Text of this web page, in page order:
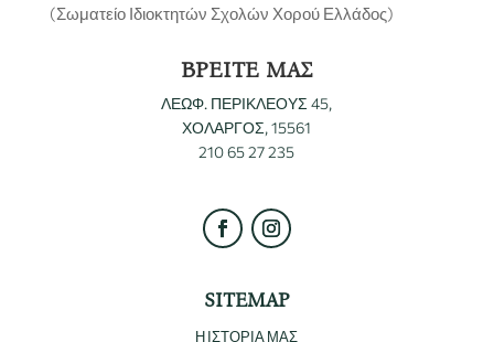
(Σωματείο Ιδιοκτητών Σχολών Χορού Ελλάδος)
ΒΡΕΙΤΕ ΜΑΣ
ΛΕΩΦ. ΠΕΡΙΚΛΕΟΥΣ 45,
ΧΟΛΑΡΓΟΣ, 15561
210 65 27 235
SITEMAP
Η ΙΣΤΟΡΙΑ ΜΑΣ